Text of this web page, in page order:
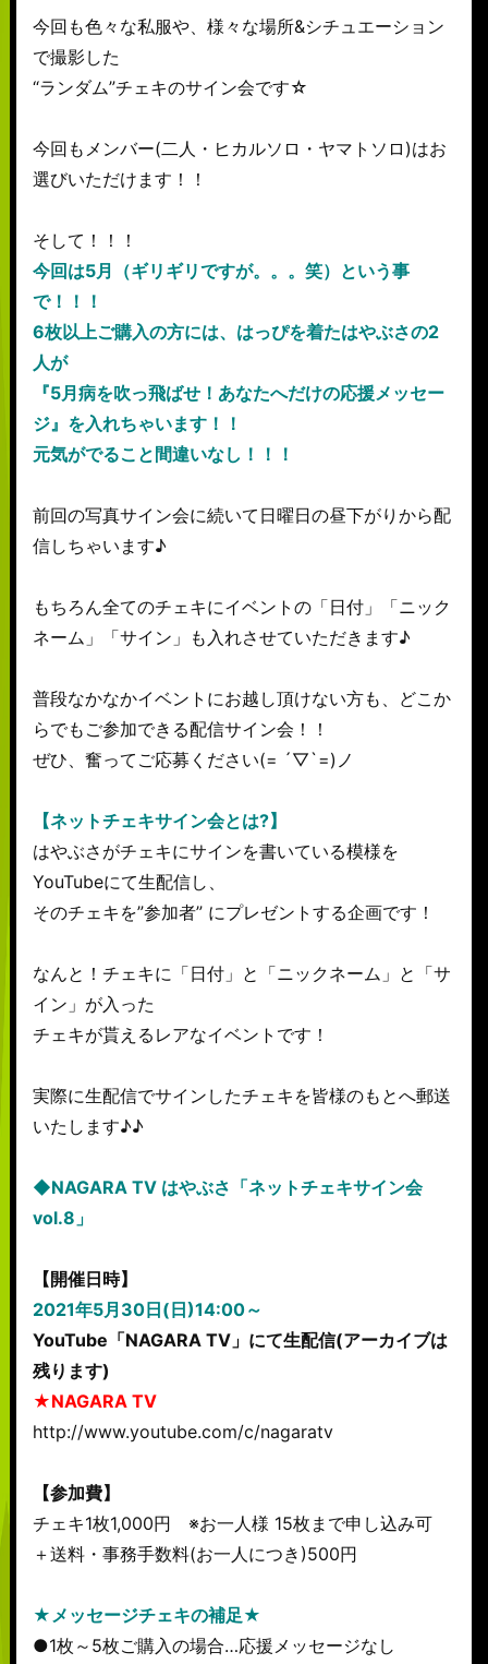
今回も色々な私服や、様々な場所&シチュエーション
で撮影した
“ランダム”チェキのサイン会です☆
今回もメンバー(二人・ヒカルソロ・ヤマトソロ)はお
選びいただけます！！
そして！！！
今回は5月（ギリギリですが。。。笑）という事
で！！！
6枚以上ご購入の方には、はっぴを着たはやぶさの2
人が
『5月病を吹っ飛ばせ！あなたへだけの応援メッセー
ジ』を入れちゃいます！！
元気がでること間違いなし！！！
前回の写真サイン会に続いて日曜日の昼下がりから配
信しちゃいます♪
もちろん全てのチェキにイベントの「日付」「ニック
ネーム」「サイン」も入れさせていただきます♪
普段なかなかイベントにお越し頂けない方も、どこか
らでもご参加できる配信サイン会！！
ぜひ、奮ってご応募ください(= ´▽`=)ノ
【ネットチェキサイン会とは?】
はやぶさがチェキにサインを書いている模様を
YouTubeにて生配信し、
そのチェキを”参加者” にプレゼントする企画です！
なんと！チェキに「日付」と「ニックネーム」と「サ
イン」が入った
チェキが貰えるレアなイベントです！
実際に生配信でサインしたチェキを皆様のもとへ郵送
いたします♪♪
◆NAGARA TV はやぶさ「ネットチェキサイン会
vol.8」
【開催日時】
2021年5月30日(日)14:00～
YouTube「NAGARA TV」にて生配信(アーカイブは
残ります)
★NAGARA TV
http://www.youtube.com/c/nagaratv
【参加費】
チェキ1枚1,000円 ※お一人様 15枚まで申し込み可
＋送料・事務手数料(お一人につき)500円
★メッセージチェキの補足★
●1枚～5枚ご購入の場合…応援メッセージなし